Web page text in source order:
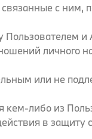
с ним,
личного
или не
либо из
в защиту